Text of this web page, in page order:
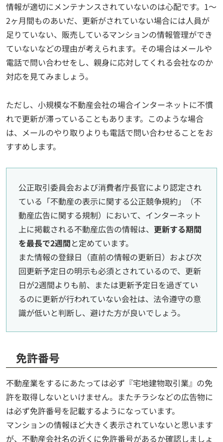
情報が適切にメンテナンスされていないのは心配です。1～
2ヶ月間ものあいだ、更新がされていない場合には人員が
足りていない、販売しているマンションの情報管理ができ
ていないなどの理由が考えられます。その場合はメールや
電話で問い合わせをし、親身に応対してくれる会社なのか
対応を見てみましょう。
ただし、小規模な不動産会社の場合インターネットに不慣
れで更新が滞っていることもあります。このような場合
は、メールのやり取りよりも電話で問い合わせることをお
すすめします。
公正取引委員会および消費者庁長官により認定され
ている「不動産の表示に関する公正競争規約」（不
動産広告に関する規制）において、インターネット
上に掲載される不動産広告の情報は、 更新する期間
を最長で2週間と定めています。
また情報の登録日（直前の情報の更新日）および次
回更新予定日の明示も必須とされているので、更新
日が2週間よりも前、または更新予定日を過ぎてい
るのに更新が行われていない会社は、法令遵守の意
識が低いと判断し、避けた方が良いでしょう。
免許番号
不動産業をするにあたっては必ず『宅地建物取引業』の免
許を取得しないといけません。またチラシなどの広告物に
は必ず免許番号を記載するようになっています。
マンションの情報ほど大きく表示されていないと思います
が、不動産会社名の近くに免許番号があるか確認しましょ